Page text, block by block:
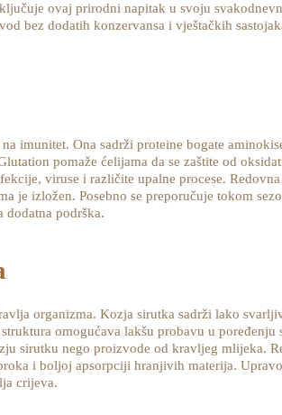
ovaj prirodni napitak u svoju
bez dodatih konzervansa i vještačkih
imunitet. Ona sadrži proteine bogate
pomaže ćelijama da se zaštite od
viruse i različite upalne procese.
je izložen. Posebno se preporučuje tokom
dodatna podrška.
organizma. Kozja sirutka sadrži lako
omogućava lakšu probavu u
sirutku nego proizvode od kravljeg mlijeka.
i boljoj apsorpciji hranjivih materija.
crijeva.